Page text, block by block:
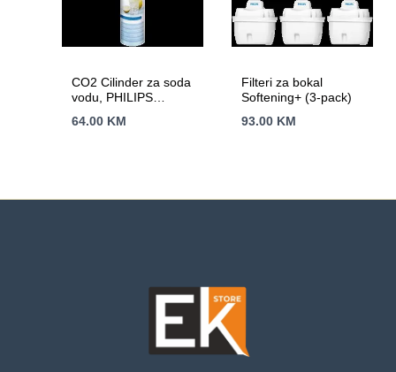
CO2 Cilinder za soda
vodu, PHILIPS
64.00 KM
Filteri za bokal
Softening+ (3-pack)
93.00 KM